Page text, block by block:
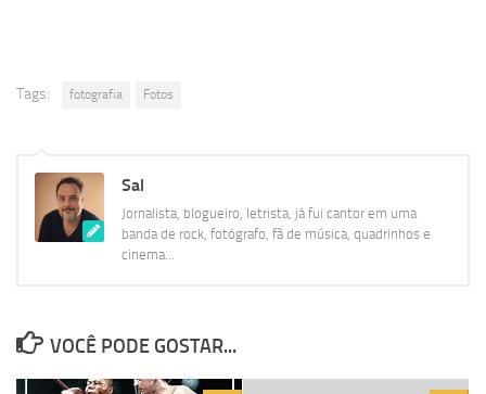
Tags: fotografia Fotos
Sal
Jornalista, blogueiro, letrista, já fui cantor em uma
banda de rock, fotógrafo, fã de música, quadrinhos e
cinema...
VOCÊ PODE GOSTAR...